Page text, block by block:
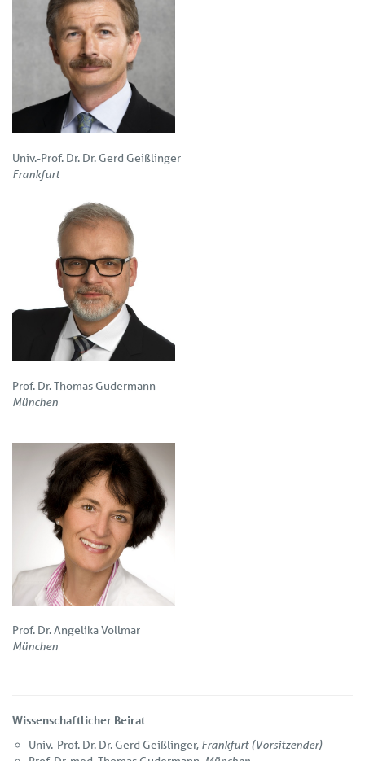
Univ.-Prof. Dr. Dr. Gerd Geißlinger
Frankfurt
Prof. Dr. Thomas Gudermann
München
Prof. Dr. Angelika Vollmar
München
Wissenschaftlicher Beirat
Univ.-Prof. Dr. Dr. Gerd Geißlinger, Frankfurt (Vorsitzender)